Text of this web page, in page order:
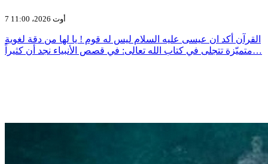
7 أوت 2026، 11:00
القرآن أكد ان عيسى عليه السلام ليس له قوم ! يا لها من دقة لغوية
متميّزة تتجلى في كتاب الله تعالى: في قصص الأنبياء نجد أن كثيراً…